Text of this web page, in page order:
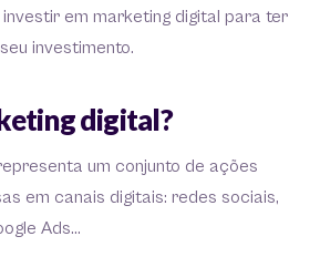
em marketing digital para ter
investimento.
digital?
um conjunto de ações
em canais digitais: redes sociais,
Ads…